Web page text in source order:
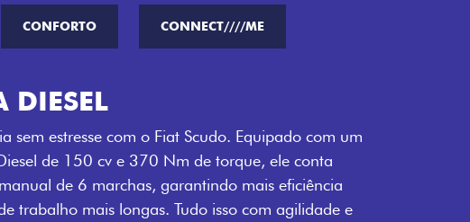
CONFORTO CONNECT////ME
DIESEL
sem estresse com o Fiat Scudo. Equipado com um
de 150 cv e 370 Nm de torque, ele conta
de 6 marchas, garantindo mais eficiência
trabalho mais longas. Tudo isso com agilidade e